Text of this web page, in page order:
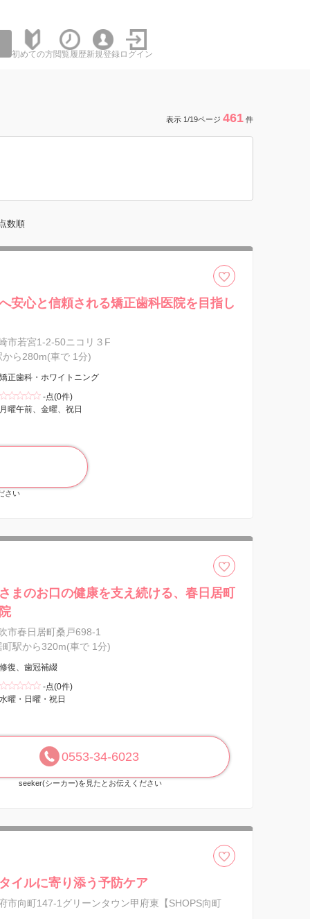
初めての方閲覧履歴新規登録 ログイン
表示 1/19ページ 461 件
数順
安心と信頼される矯正歯科医院を目指し
市若宮1-2-50ニコリ３F
から280m(車で 1分)
正歯科・ホワイトニング
-点(0件)
曜午前、金曜、祝日
さい
まのお口の健康を支え続ける、春日居町
市春日居町桑戸698-1
町駅から320m(車で 1分)
復、歯冠補綴
-点(0件)
曜・日曜・祝日
0553-34-6023
seeker(シーカー)を見たとお伝えください
イルに寄り添う予防ケア
市向町147-1グリーンタウン甲府東【SHOPS向町